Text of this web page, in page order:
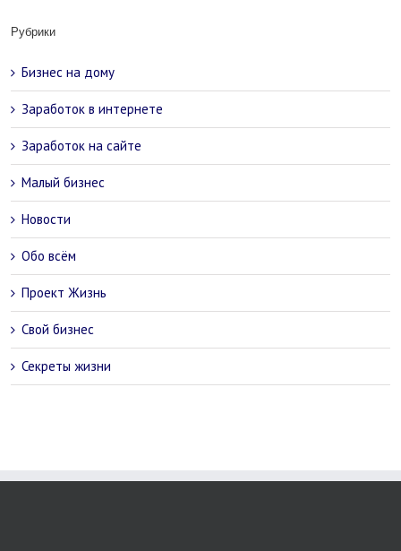
Рубрики
Бизнес на дому
Заработок в интернете
Заработок на сайте
Малый бизнес
Новости
Обо всём
Проект Жизнь
Свой бизнес
Секреты жизни